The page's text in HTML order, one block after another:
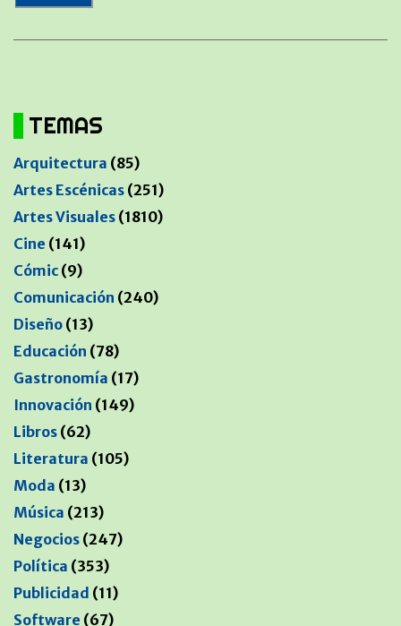
TEMAS
Arquitectura (85)
Artes Escénicas (251)
Artes Visuales (1810)
Cine (141)
Cómic (9)
Comunicación (240)
Diseño (13)
Educación (78)
Gastronomía (17)
Innovación (149)
Libros (62)
Literatura (105)
Moda (13)
Música (213)
Negocios (247)
Política (353)
Publicidad (11)
Software (67)